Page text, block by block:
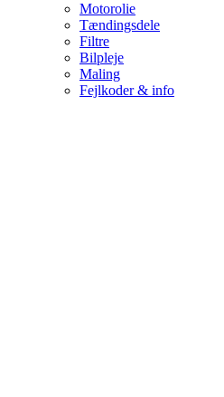
Motorolie
Tændingsdele
Filtre
Bilpleje
Maling
Fejlkoder & info